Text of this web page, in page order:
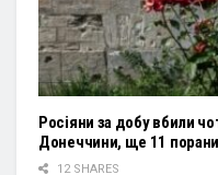
Росіяни за добу вбили
Донеччини, ще 11
12 SHARES